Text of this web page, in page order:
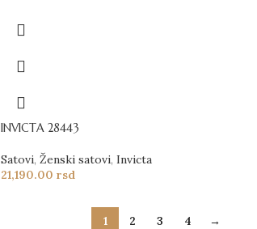
INVICTA 28443
Satovi, Ženski satovi, Invicta
21,190.00 rsd
1 2 3 4 →